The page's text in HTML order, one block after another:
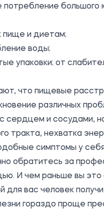
потребление большого
пище и диетам;
воды;
упаковки; от
что пищевые
различных
сердцем и сосудами,
тракта, нехватка
симптомы у себя
обратитесь за
И чем раньше вы
для вас человек
гораздо проще